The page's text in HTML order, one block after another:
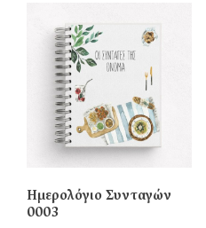
Ημερολόγιο Συνταγών
0003